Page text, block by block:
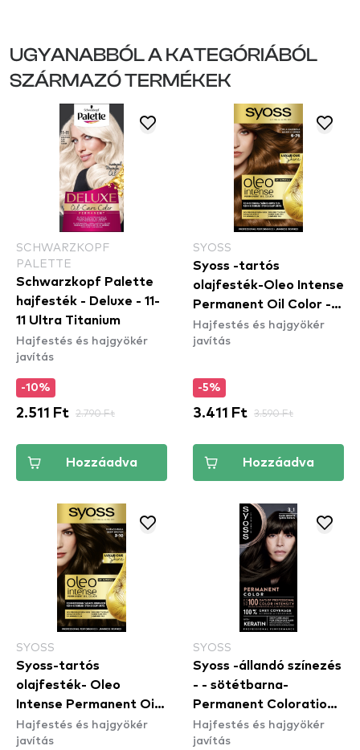
UGYANABBÓL A KATEGÓRIÁBÓL
SZÁRMAZÓ TERMÉKEK
SCHWARZKOPF
PALETTE
Schwarzkopf Palette
hajfesték - Deluxe - 11-
11 Ultra Titanium
Hajfestés és hajgyökér
javítás
-10%
2.511 Ft 2.790 Ft
Hozzáadva
SYOSS
Syoss -tartós
olajfesték-Oleo Intense
Permanent Oil Color -
6-76 Warm Copper
Hajfestés és hajgyökér
javítás
-5%
3.411 Ft 3.590 Ft
Hozzáadva
SYOSS
Syoss-tartós
olajfesték- Oleo
Intense Permanent Oil
Color - 3-10 Deep
Brown
Hajfestés és hajgyökér
javítás
SYOSS
Syoss -állandó színezés
- - sötétbarna-
Permanent Coloration -
3_1 Dark Brown
Hajfestés és hajgyökér
javítás